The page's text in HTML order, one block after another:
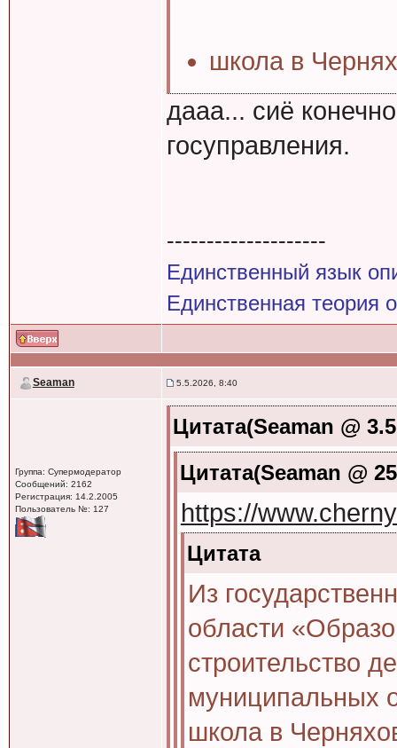
школа в
дааа... сиё
госуправления.
--------------------
Единственный язык
Единственная теория
Seaman 5.5.2026, 8:40
Группа: Супермодератор
Сообщений: 2162
Регистрация: 14.2.2005
Пользователь №: 127
Цитата(Seaman @
Цитата(Seaman @
https://
Цитата
Из
области
строительство
муниципальных
школа в